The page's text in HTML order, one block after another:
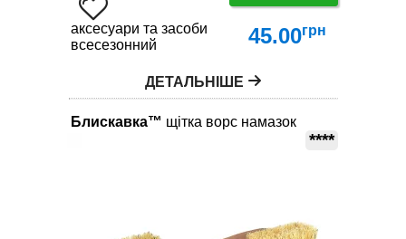
аксесуари та засоби по догляду за взуттям
всесезонний
45.00грн
ДЕТАЛЬНІШЕ
Блискавка™ щітка ворс намазок
****